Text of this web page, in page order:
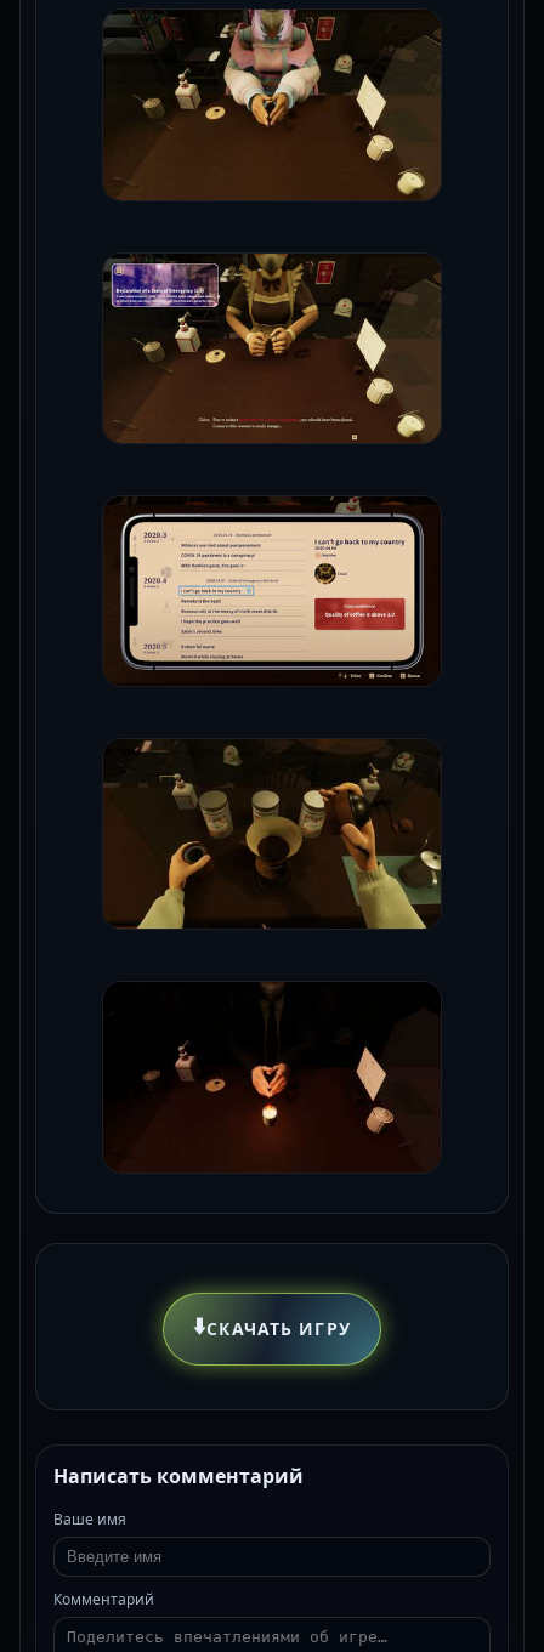
⬇️СКАЧАТЬ ИГРУ
Написать комментарий
Ваше имя
Комментарий